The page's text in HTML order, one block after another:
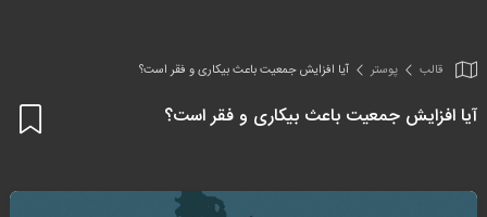
قالب پوستر آیا افزایش جمعیت باعث بیکاری و فقر است؟
آیا افزایش جمعیت باعث بیکاری و فقر است؟